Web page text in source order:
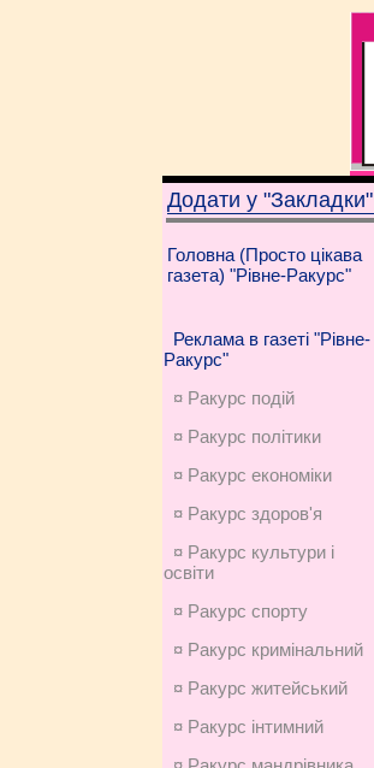
Додати у "Закладки"
Головна (Просто цікава
газета) "Рівне-Ракурс"
Реклама в газеті "Рівне-
Ракурс"
¤ Ракурс подій
¤ Ракурс політики
¤ Ракурс економiки
¤ Ракурс здоров'я
¤ Ракурс культури і
освіти
¤ Ракурс спорту
¤ Ракурс кримінальний
¤ Ракурс житейський
¤ Ракурс інтимний